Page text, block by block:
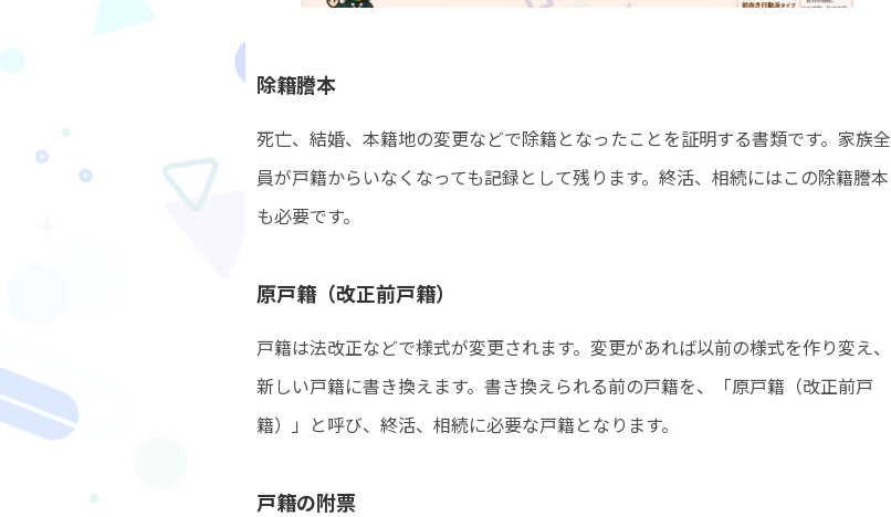
除籍謄本
死亡、結婚、本籍地の変更などで除籍となったことを証明する書類です。家族全
員が戸籍からいなくなっても記録として残ります。終活、相続にはこの除籍謄本
も必要です。
原戸籍（改正前戸籍）
戸籍は法改正などで様式が変更されます。変更があれば以前の様式を作り変え、
新しい戸籍に書き換えます。書き換えられる前の戸籍を、「原戸籍（改正前戸
籍）」と呼び、終活、相続に必要な戸籍となります。
戸籍の附票